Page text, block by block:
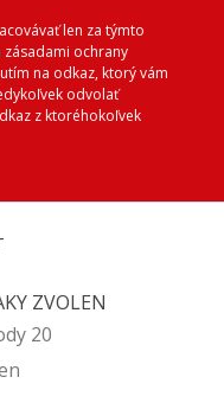
len za týmto
ochrany
na odkaz, ktorý vám
odvolať
z ktoréhokoľvek
ZVOLEN
20